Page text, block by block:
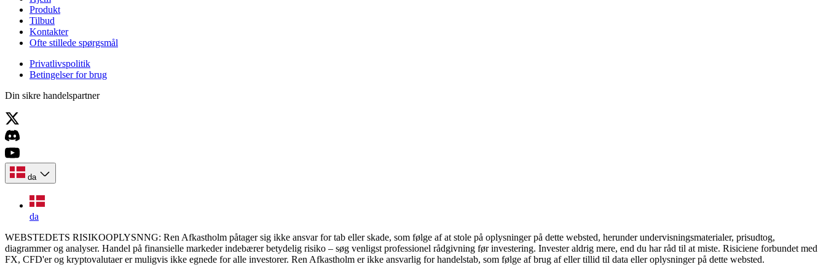
Produkt
Tilbud
Kontakter
Ofte stillede spørgsmål
Privatlivspolitik
Betingelser for brug
Din sikre handelspartner
da
da
WEBSTEDETS RISIKOOPLYSNNG: Ren Afkastholm påtager sig ikke ansvar for tab eller skade, som følge af at stole på oplysninger på dette websted, herunder undervisningsmaterialer, prisudtog,
diagrammer og analyser. Handel på finansielle markeder indebærer betydelig risiko – søg venligst professionel rådgivning før investering. Invester aldrig mere, end du har råd til at miste. Risiciene forbundet med
FX, CFD'er og kryptovalutaer er muligvis ikke egnede for alle investorer. Ren Afkastholm er ikke ansvarlig for handelstab, som følge af brug af eller tillid til data eller oplysninger på dette websted.